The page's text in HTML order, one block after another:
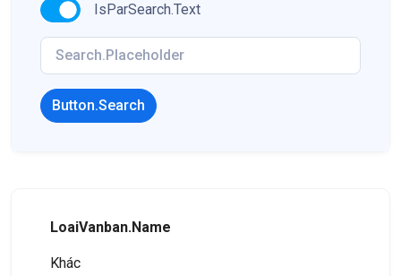
IsParSearch.Text
Button.Search
LoaiVanban.Name
Khác